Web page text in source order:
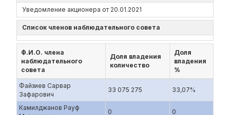
Уведомление акционера от 20.01.2021
Список членов наблюдательного совета
Ф.И.О. члена
наблюдательного
совета
Доля владения
количество
Доля
владения
%
Файзиев Сарвар
Зафарович
33 075 275 33,07%
Камилджанов Рауф
0 0